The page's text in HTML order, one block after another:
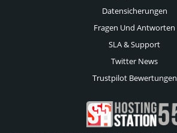
Datensicherungen
Fragen Und Antworten
SLA & Support
Twitter News
Trustpilot Bewertungen